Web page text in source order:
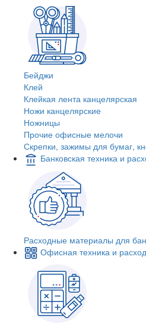
Бейджи
Клей
Клейкая лента канцелярская
Ножи канцелярские
Ножницы
Прочие офисные мелочи
Скрепки, зажимы для бумаг,
Банковская техника и
Расходные материалы для
Офисная техника и